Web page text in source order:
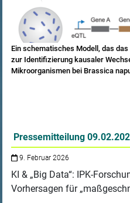
Ein schematisches Modell, das
zur Identifizierung kausaler
Mikroorganismen bei Brassica
Pressemitteilung
9. Februar 2026
KI & „Big Data“: IPK-
Vorhersagen für